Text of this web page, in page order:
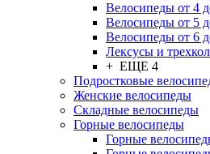
Велосипеды от 4
Велосипеды от 5
Велосипеды от 6
Лексусы и
+ ЕЩЕ 4
Подростковые
Женские велосипеды
Складные велосипеды
Горные велосипеды
Горные